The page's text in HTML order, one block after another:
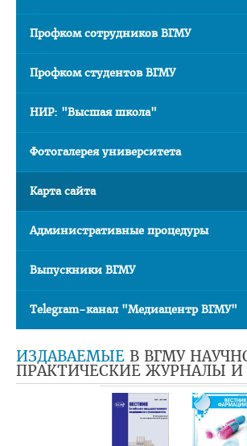
Профком сотрудников ВГМУ
Профком студентов ВГМУ
НИР: "Высшая школа"
Фотогалерея университета
Карта сайта
Административные процедуры
Выпускники ВГМУ
Telegram-канал "Медиацентр ВГМУ"
ИЗДАВАЕМЫЕ В ВГМУ
ПРАКТИЧЕСКИЕ ЖУРНАЛЫ